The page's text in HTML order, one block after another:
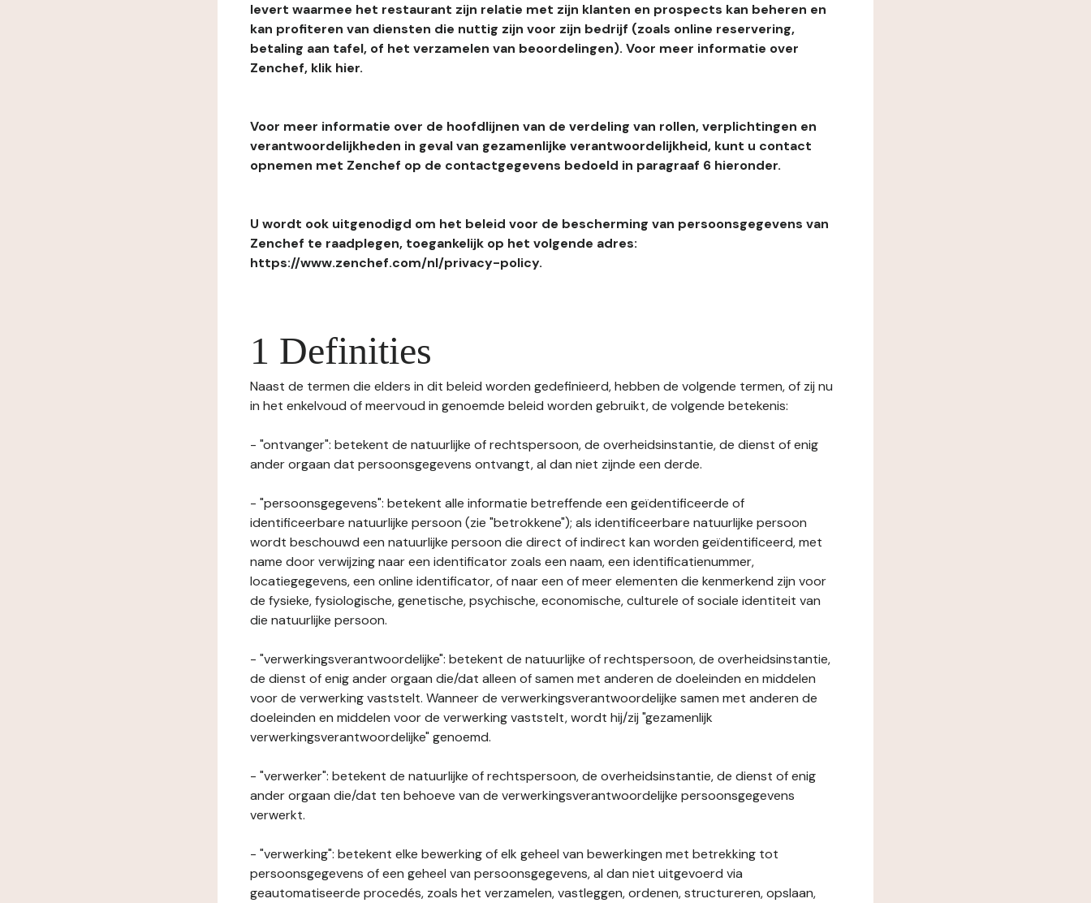
levert waarmee het restaurant zijn relatie met zijn klanten en prospects kan beheren en
kan profiteren van diensten die nuttig zijn voor zijn bedrijf (zoals online reservering,
betaling aan tafel, of het verzamelen van beoordelingen). Voor meer informatie over
Zenchef, klik hier.
Voor meer informatie over de hoofdlijnen van de verdeling van rollen, verplichtingen en
verantwoordelijkheden in geval van gezamenlijke verantwoordelijkheid, kunt u contact
opnemen met Zenchef op de contactgegevens bedoeld in paragraaf 6 hieronder.
U wordt ook uitgenodigd om het beleid voor de bescherming van persoonsgegevens van
Zenchef te raadplegen, toegankelijk op het volgende adres:
https://www.zenchef.com/nl/privacy-policy.
1 Definities
Naast de termen die elders in dit beleid worden gedefinieerd, hebben de volgende termen, of zij nu
in het enkelvoud of meervoud in genoemde beleid worden gebruikt, de volgende betekenis:
- "ontvanger": betekent de natuurlijke of rechtspersoon, de overheidsinstantie, de dienst of enig
ander orgaan dat persoonsgegevens ontvangt, al dan niet zijnde een derde.
- "persoonsgegevens": betekent alle informatie betreffende een geïdentificeerde of
identificeerbare natuurlijke persoon (zie "betrokkene"); als identificeerbare natuurlijke persoon
wordt beschouwd een natuurlijke persoon die direct of indirect kan worden geïdentificeerd, met
name door verwijzing naar een identificator zoals een naam, een identificatienummer,
locatiegegevens, een online identificator, of naar een of meer elementen die kenmerkend zijn voor
de fysieke, fysiologische, genetische, psychische, economische, culturele of sociale identiteit van
die natuurlijke persoon.
- "verwerkingsverantwoordelijke": betekent de natuurlijke of rechtspersoon, de overheidsinstantie,
de dienst of enig ander orgaan die/dat alleen of samen met anderen de doeleinden en middelen
voor de verwerking vaststelt. Wanneer de verwerkingsverantwoordelijke samen met anderen de
doeleinden en middelen voor de verwerking vaststelt, wordt hij/zij "gezamenlijk
verwerkingsverantwoordelijke" genoemd.
- "verwerker": betekent de natuurlijke of rechtspersoon, de overheidsinstantie, de dienst of enig
ander orgaan die/dat ten behoeve van de verwerkingsverantwoordelijke persoonsgegevens
verwerkt.
- "verwerking": betekent elke bewerking of elk geheel van bewerkingen met betrekking tot
persoonsgegevens of een geheel van persoonsgegevens, al dan niet uitgevoerd via
geautomatiseerde procedés, zoals het verzamelen, vastleggen, ordenen, structureren, opslaan,